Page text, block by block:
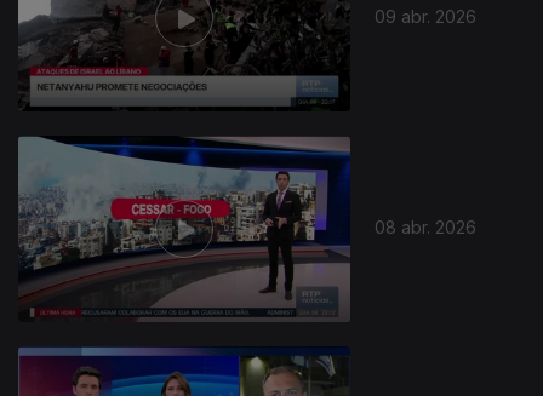
09 abr. 2026
08 abr. 2026